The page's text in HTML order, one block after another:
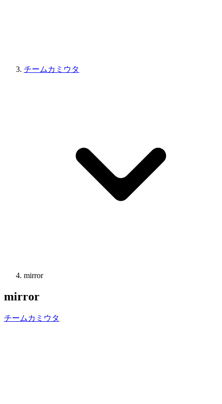
チームカミウタ
mirror
mirror
チームカミウタ